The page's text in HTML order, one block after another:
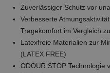
Zuverlässiger Schutz vor
Verbesserte
Tragekomfort im Vergleich
Latexfreie Materialien zur
(LATEX FREE)
ODOUR STOP Technologie